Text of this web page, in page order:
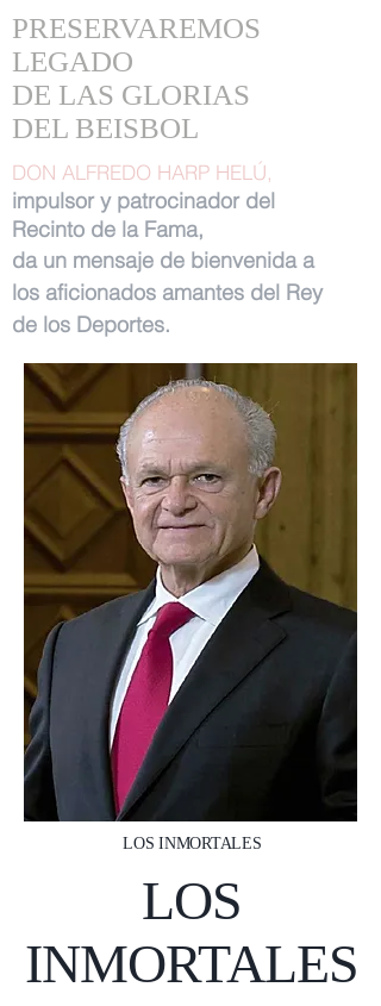
PRESERVAREMOS
LEGADO
DE LAS GLORIAS
DEL BEISBOL
DON ALFREDO HARP HELÚ,
impulsor y patrocinador del
Recinto de la Fama,
da un mensaje de bienvenida a
los aficionados amantes del Rey
de los Deportes.
LOS INMORTALES
LOS
INMORTALES